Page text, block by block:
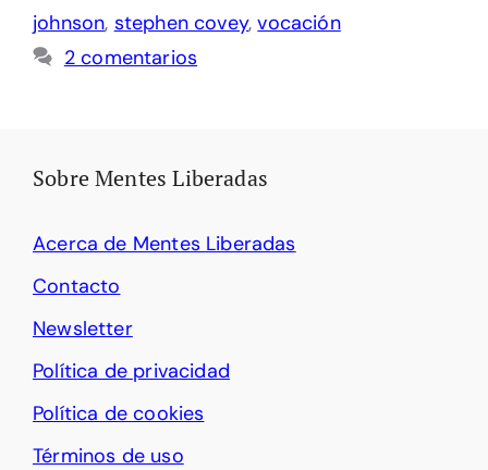
johnson, stephen covey,vocación
2 comentarios
Sobre Mentes Liberadas
Acerca de Mentes Liberadas
Contacto
Newsletter
Política de privacidad
Política de cookies
Términos de uso